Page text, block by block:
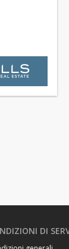
DI